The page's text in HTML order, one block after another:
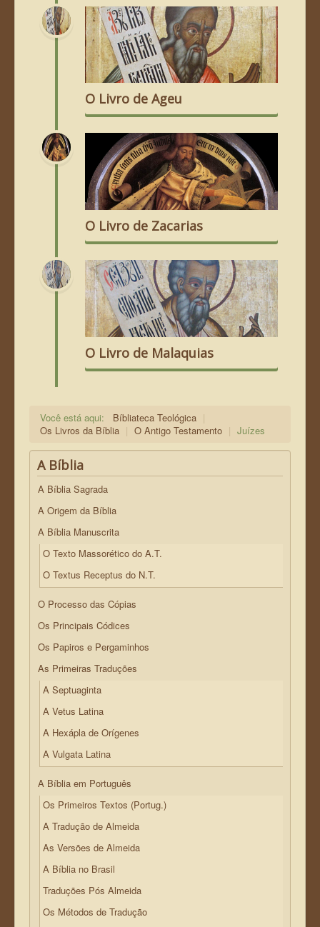
O Livro de Ageu
O Livro de Zacarias
O Livro de Malaquias
Você está aqui: Bíbliateca Teológica |
Os Livros da Bíblia | O Antigo Testamento | Juízes
A Bíblia
A Bíblia Sagrada
A Origem da Bíblia
A Bíblia Manuscrita
O Texto Massorético do A.T.
O Textus Receptus do N.T.
O Processo das Cópias
Os Principais Códices
Os Papiros e Pergaminhos
As Primeiras Traduções
A Septuaginta
A Vetus Latina
A Hexápla de Orígenes
A Vulgata Latina
A Bíblia em Português
Os Primeiros Textos (Portug.)
A Tradução de Almeida
As Versões de Almeida
A Bíblia no Brasil
Traduções Pós Almeida
Os Métodos de Tradução